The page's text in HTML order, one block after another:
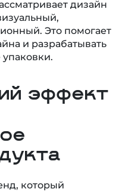
дизайн
Это помогает
и разрабатывать
эффект
который